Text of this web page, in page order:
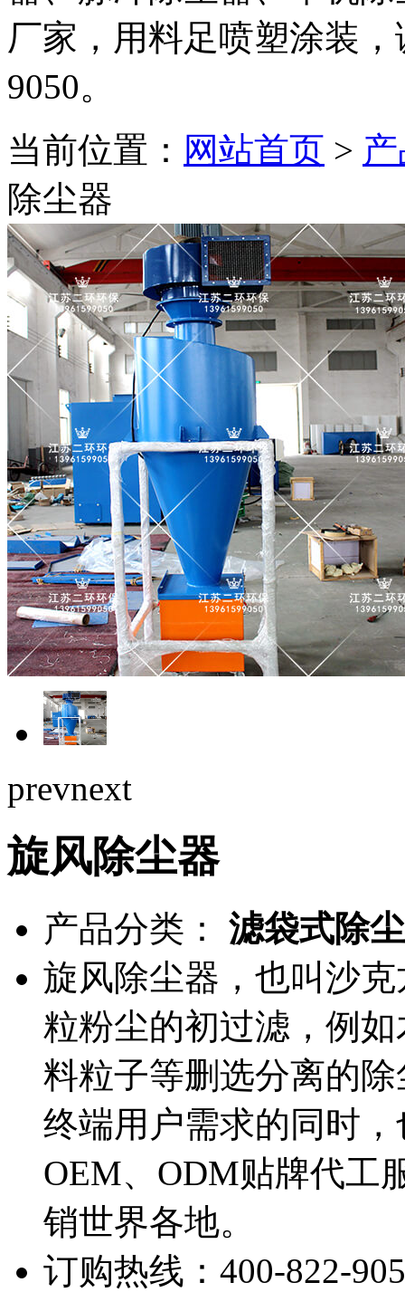
厂家，用料足喷塑涂装
9050。
当前位置： 网站首页 >
除尘器
prevnext
旋风除尘器
产品分类：
滤袋式除
旋风除尘器，也叫沙
粒粉尘的初过滤，例
料粒子等删选分离的
终端用户需求的同时
OEM、ODM贴牌代工
销世界各地。
订购热线： 400-822-